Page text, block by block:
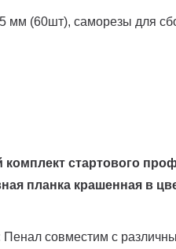
мм (60шт), саморезы для
стартового
планка крашенная в
Пенал совместим с